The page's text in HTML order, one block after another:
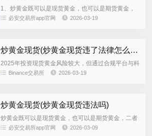
1、炒黄金既可以是现货黄金，也可以是期货黄金，
二者是不同的投资品种具体区别如下定义不同 现货黄
必安交易所app官网 2026-03-19
炒黄金现货(炒黄金现货违了法律怎么办)
2025年投资现货黄金风险较大，但通过合规平台与科
学策略可有效规避风险 具体风险及避坑指南如下一现
Binance交易所 2026-03-19
炒黄金现货(炒黄金现货违法吗)
炒黄金既可以是现货黄金，也可以是期货黄金，二者
是不同的投资品种具体区别如下定义不同 现货黄金也
必安交易所app官网 2026-03-09